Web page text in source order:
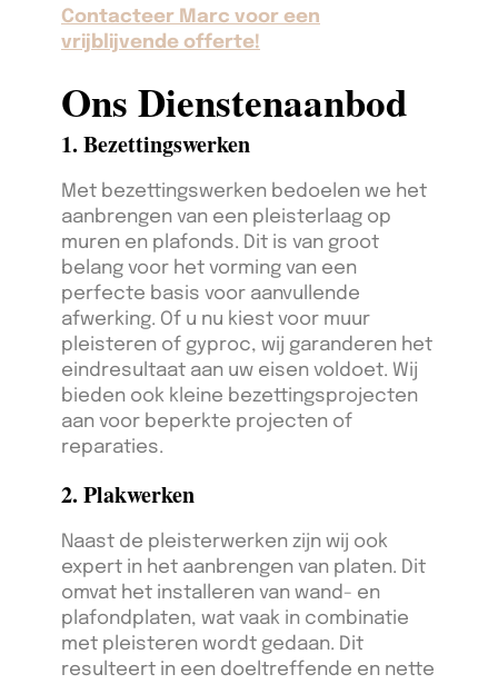
Contacteer Marc voor een
vrijblijvende offerte!
Ons Dienstenaanbod
1. Bezettingswerken
Met bezettingswerken bedoelen we het
aanbrengen van een pleisterlaag op
muren en plafonds. Dit is van groot
belang voor het vorming van een
perfecte basis voor aanvullende
afwerking. Of u nu kiest voor muur
pleisteren of gyproc, wij garanderen het
eindresultaat aan uw eisen voldoet. Wij
bieden ook kleine bezettingsprojecten
aan voor beperkte projecten of
reparaties.
2. Plakwerken
Naast de pleisterwerken zijn wij ook
expert in het aanbrengen van platen. Dit
omvat het installeren van wand- en
plafondplaten, wat vaak in combinatie
met pleisteren wordt gedaan. Dit
resulteert in een doeltreffende en nette